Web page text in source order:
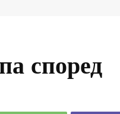
според